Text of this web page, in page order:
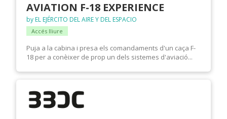
AVIATION F-18 EXPERIENCE
by EL EJÉRCITO DEL AIRE Y DEL ESPACIO
Accés lliure
Puja a la cabina i presa els comandaments d'un caça F-
18 per a conèixer de prop un dels sistemes d'aviació...